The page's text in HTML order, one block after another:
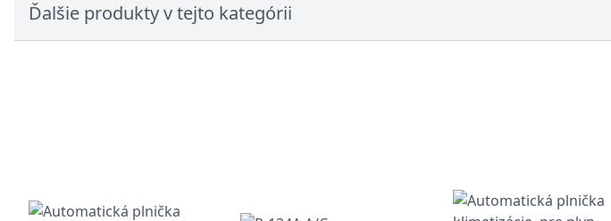
Ďalšie produkty v tejto kategórii